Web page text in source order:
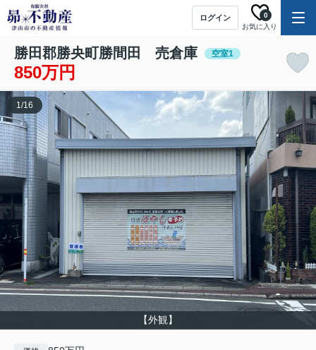
ログイン
お気に入り
0
勝田郡勝央町勝間田 売倉庫 空室1
850万円
【外観】
1/16